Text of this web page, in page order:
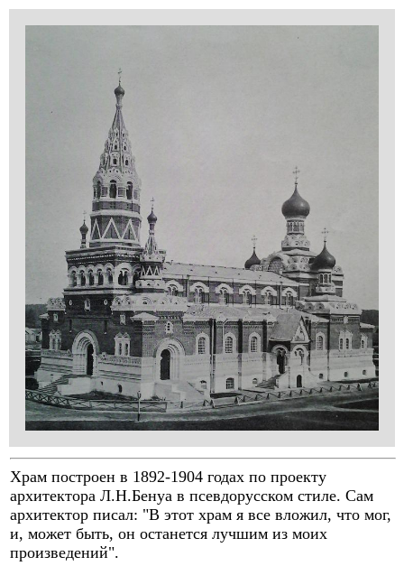
Храм построен в 1892-1904 годах по проекту
архитектора Л.Н.Бенуа в псевдорусском стиле. Сам
архитектор писал: "В этот храм я все вложил, что мог,
и, может быть, он останется лучшим из моих
произведений".